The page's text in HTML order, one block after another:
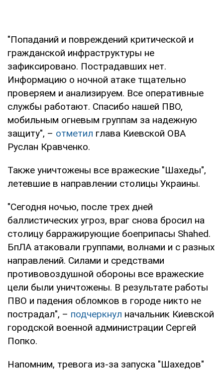
"Попаданий и повреждений критической и
гражданской инфраструктуры не
зафиксировано. Пострадавших нет.
Информацию о ночной атаке тщательно
проверяем и анализируем. Все оперативные
службы работают. Спасибо нашей ПВО,
мобильным огневым группам за надежную
защиту", – отметил глава Киевской ОВА
Руслан Кравченко.
Также уничтожены все вражеские "Шахеды",
летевшие в направлении столицы Украины.
"Сегодня ночью, после трех дней
баллистических угроз, враг снова бросил на
столицу барражирующие боеприпасы Shahed.
БпЛА атаковали группами, волнами и с разных
направлений. Силами и средствами
противовоздушной обороны все вражеские
цели были уничтожены. В результате работы
ПВО и падения обломков в городе никто не
пострадал", – подчеркнул начальник Киевской
городской военной администрации Сергей
Попко.
Напомним, тревога из-за запуска "Шахедов"